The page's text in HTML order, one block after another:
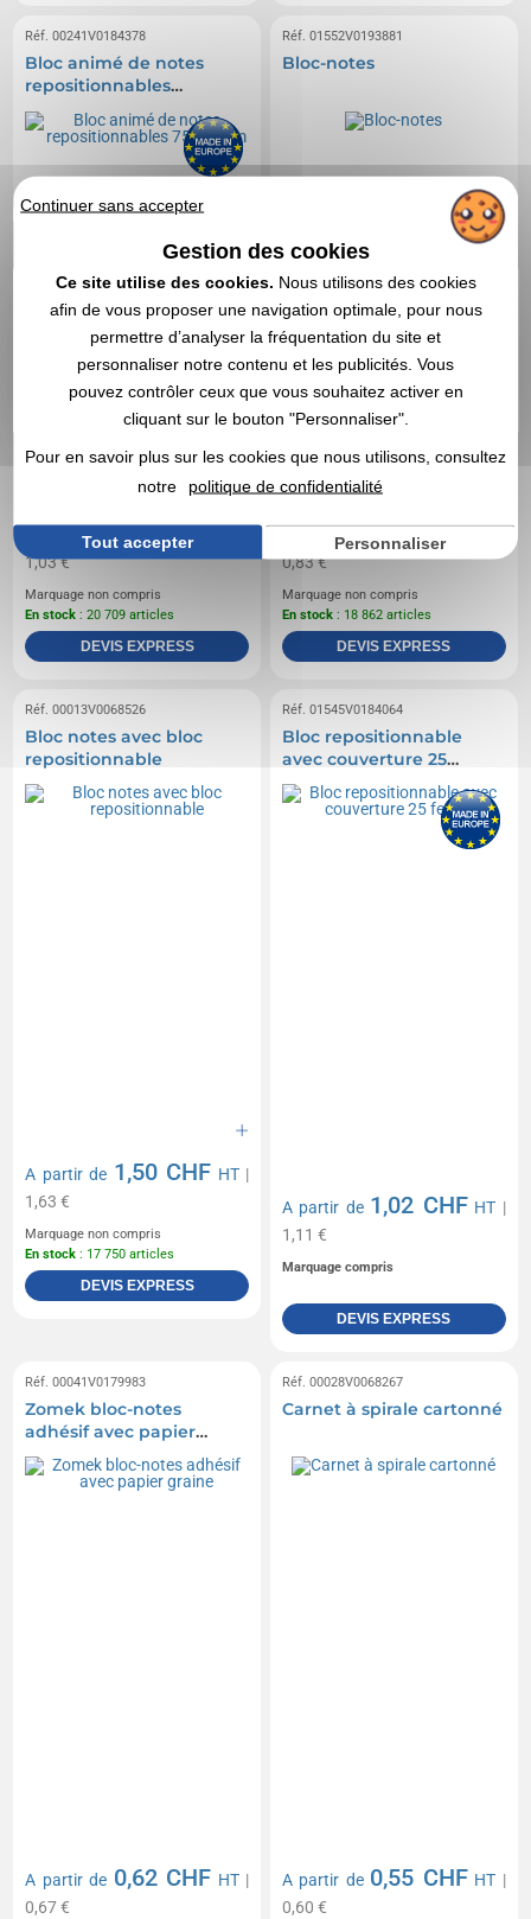
Réf. 00241V0184378
Bloc animé de notes
repositionnables
75x75mm
A partir de 0,95 CHF
1,03 €
Marquage non compris
En stock : 20 709 articles
DEVIS EXPRESS
Réf. 01552V0193881
Bloc-notes
A partir de 0,76 CHF
0,83 €
Marquage non compris
En stock : 18 862 articles
DEVIS EXPRESS
Réf. 00013V0068526
Bloc notes avec bloc
repositionnable
A partir de 1,50 CHF HT|
1,63 €
Marquage non compris
En stock : 17 750 articles
DEVIS EXPRESS
Réf. 01545V0184064
Bloc repositionnable
avec couverture 25
feuilles
A partir de 1,02 CHF HT |
1,11 €
Marquage compris
DEVIS EXPRESS
Réf. 00041V0179983
Zomek bloc-notes
adhésif avec papier
graine
A partir de 0,62 CHF HT|
0,67 €
Réf. 00028V0068267
Carnet à spirale cartonné
A partir de 0,55 CHF HT |
0,60 €
Continuer sans accepter
Gestion des cookies
Ce site utilise des cookies. Nous utilisons des cookies
afin de vous proposer une navigation optimale, pour nous
permettre d’analyser la fréquentation du site et
personnaliser notre contenu et les publicités. Vous
pouvez contrôler ceux que vous souhaitez activer en
cliquant sur le bouton "Personnaliser".
Pour en savoir plus sur les cookies que nous utilisons, consultez
notre
politique de confidentialité
Tout accepter Personnaliser